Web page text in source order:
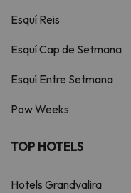
Esquí Reis
Esquí Cap de Setmana
Esquí Entre Setmana
Pow Weeks
TOP HOTELS
Hotels Grandvalira